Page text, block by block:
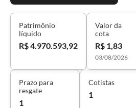
Patrimônio
líquido
R$ 4.970.593,92
Valor da
cota
R$ 1,83
03/08/2026
Prazo para
resgate
1
Cotistas
1